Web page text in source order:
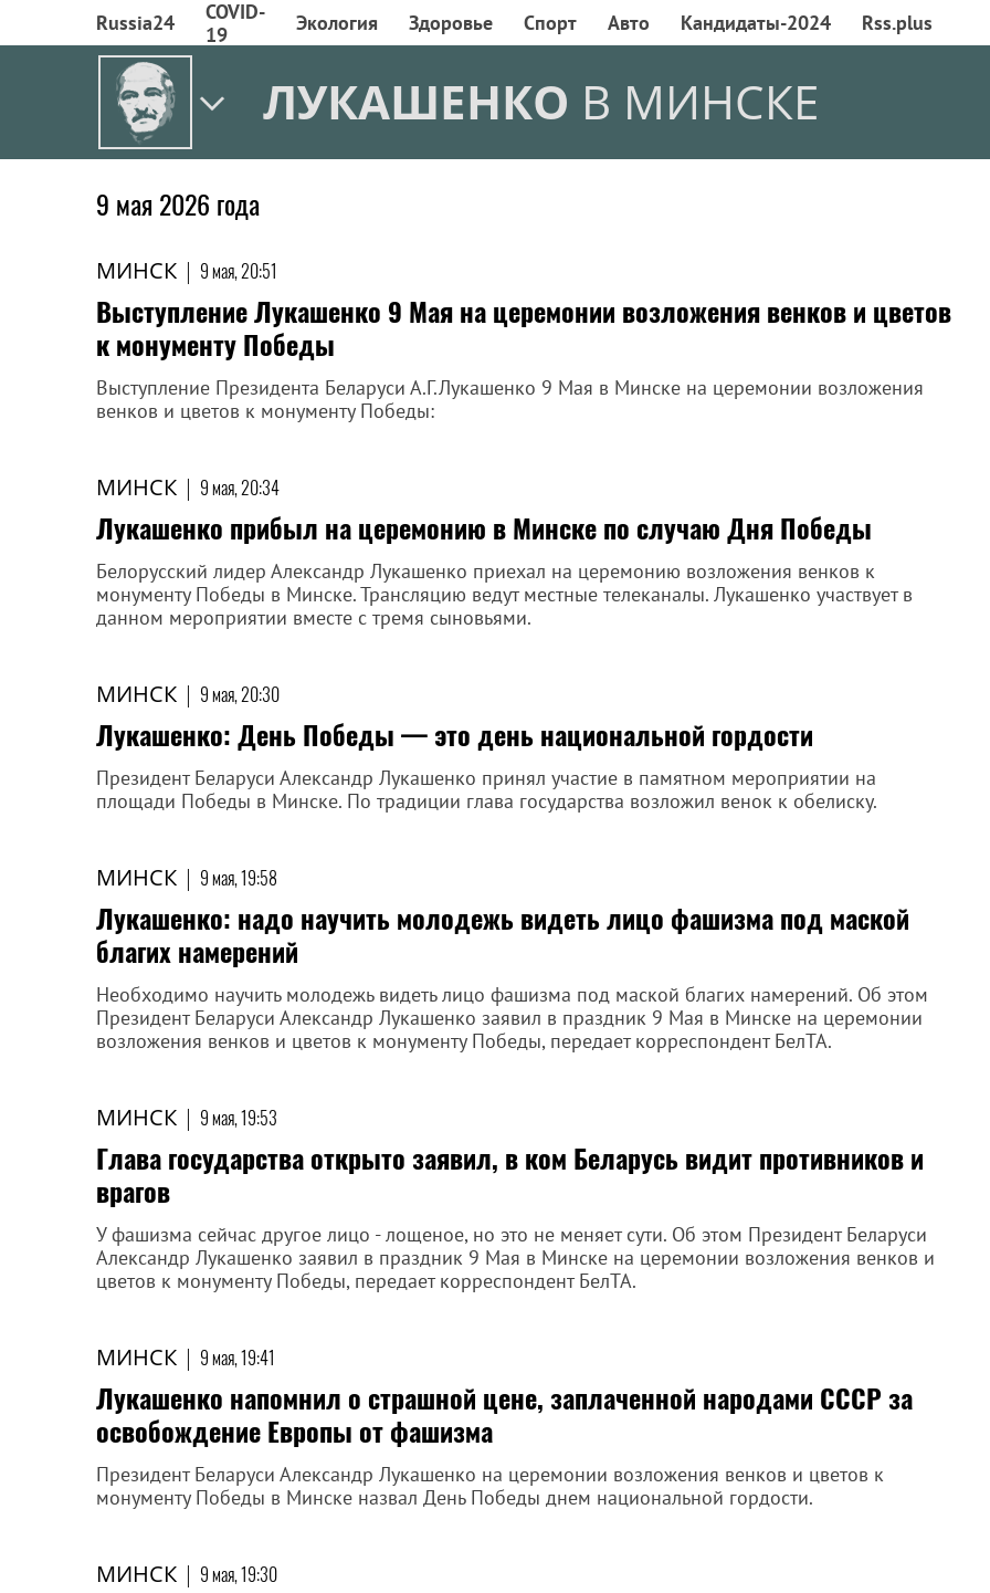
Russia24
COVID-
19
Экология Здоровье Спорт Авто Кандидаты-2024 Rss.plus
ЛУКАШЕНКО В МИНСКЕ
9 мая 2026 года
МИНСК | 9 мая, 20:51
Выступление Лукашенко 9 Мая на церемонии возложения венков и цветов
к монументу Победы
Выступление Президента Беларуси А.Г.Лукашенко 9 Мая в Минске на церемонии возложения
венков и цветов к монументу Победы:
МИНСК | 9 мая, 20:34
Лукашенко прибыл на церемонию в Минске по случаю Дня Победы
Белорусский лидер Александр Лукашенко приехал на церемонию возложения венков к
монументу Победы в Минске. Трансляцию ведут местные телеканалы. Лукашенко участвует в
данном мероприятии вместе с тремя сыновьями.
МИНСК | 9 мая, 20:30
Лукашенко: День Победы — это день национальной гордости
Президент Беларуси Александр Лукашенко принял участие в памятном мероприятии на
площади Победы в Минске. По традиции глава государства возложил венок к обелиску.
МИНСК | 9 мая, 19:58
Лукашенко: надо научить молодежь видеть лицо фашизма под маской
благих намерений
Необходимо научить молодежь видеть лицо фашизма под маской благих намерений. Об этом
Президент Беларуси Александр Лукашенко заявил в праздник 9 Мая в Минске на церемонии
возложения венков и цветов к монументу Победы, передает корреспондент БелТА.
МИНСК | 9 мая, 19:53
Глава государства открыто заявил, в ком Беларусь видит противников и
врагов
У фашизма сейчас другое лицо - лощеное, но это не меняет сути. Об этом Президент Беларуси
Александр Лукашенко заявил в праздник 9 Мая в Минске на церемонии возложения венков и
цветов к монументу Победы, передает корреспондент БелТА.
МИНСК | 9 мая, 19:41
Лукашенко напомнил о страшной цене, заплаченной народами СССР за
освобождение Европы от фашизма
Президент Беларуси Александр Лукашенко на церемонии возложения венков и цветов к
монументу Победы в Минске назвал День Победы днем национальной гордости.
МИНСК | 9 мая, 19:30